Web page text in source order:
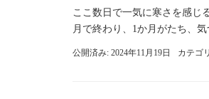
ここ数日で一気に寒さを感じ
月で終わり、1か月がたち、
公開済み: 2024年11月19日 カテゴ